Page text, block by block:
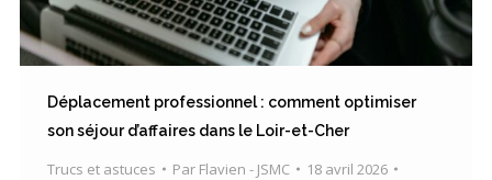
Déplacement professionnel : comment optimiser
son séjour d’affaires dans le Loir-et-Cher
Trucs et astuces Par Flavien - JSMC
18 avril 2026